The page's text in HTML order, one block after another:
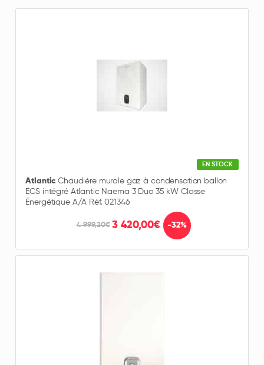
EN STOCK
Atlantic Chaudière murale gaz à condensation ballon
ECS intégré Atlantic Naema 3 Duo 35 kW Classe
Énergétique A/A Réf. 021346
4 999,20€ 3 420,00€ -32%